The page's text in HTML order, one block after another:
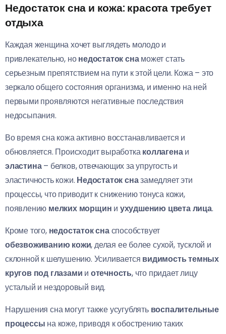
Недостаток сна и кожа: красота требует
отдыха
Каждая женщина хочет выглядеть молодо и
привлекательно, нонедостаток снаможет стать
серьезным препятствием на пути к этой цели. Кожа – это
зеркало общего состояния организма, и именно на ней
первыми проявляются негативные последствия
недосыпания.
Во время сна кожа активно восстанавливается и
обновляется. Происходит выработкаколлагенаи
эластина– белков, отвечающих за упругость и
эластичность кожи. Недостаток сназамедляет эти
процессы, что приводит к снижению тонуса кожи,
появлению мелких морщин и ухудшению цвета лица.
Кроме того, недостаток снаспособствует
обезвоживанию кожи, делая ее более сухой, тусклой и
склонной к шелушению. Усиливается видимость темных
кругов под глазами и отечность, что придает лицу
усталый и нездоровый вид.
Нарушения сна могут также усугублять воспалительные
процессы на коже, приводя к обострению таких